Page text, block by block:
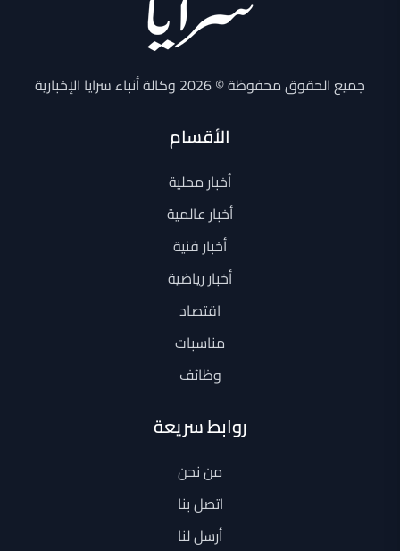
جميع الحقوق محفوظة © 2026 وكالة أنباء سرايا الإخبارية
الأقسام
أخبار محلية
أخبار عالمية
أخبار فنية
أخبار رياضية
اقتصاد
مناسبات
وظائف
روابط سريعة
من نحن
اتصل بنا
أرسل لنا